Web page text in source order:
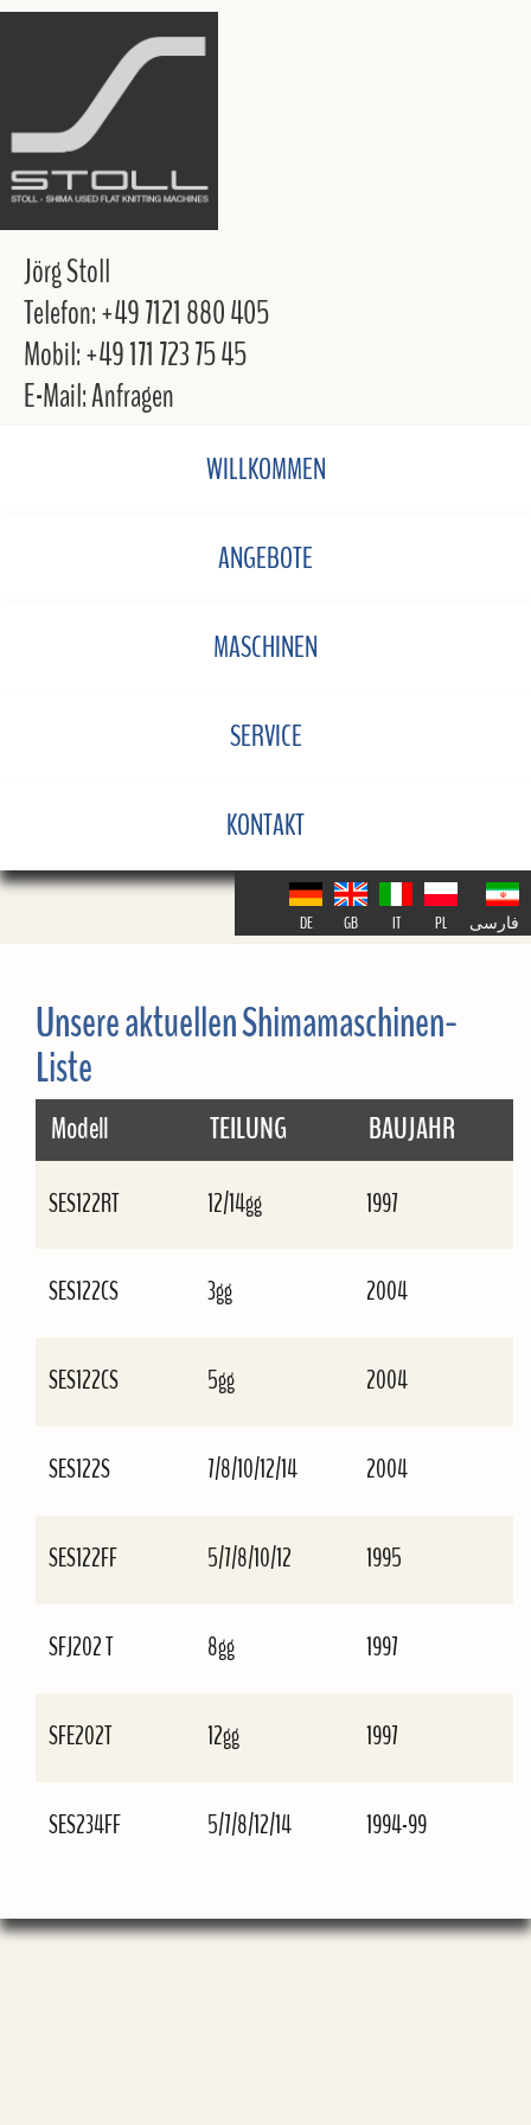
Jörg Stoll
Telefon: +49 7121 880 405
Mobil: +49 171 723 75 45
E-Mail: Anfragen
WILLKOMMEN
ANGEBOTE
MASCHINEN
SERVICE
KONTAKT
DE GB IT PL فارسی
Unsere aktuellen Shimamaschinen-
Liste
Modell TEILUNG BAUJAHR
SES122RT 12/14gg 1997
SES122CS 3gg 2004
SES122CS 5gg 2004
SES122S 7/8/10/12/14 2004
SES122FF 5/7/8/10/12 1995
SFJ202 T 8gg 1997
SFE202T 12gg 1997
SES234FF 5/7/8/12/14 1994-99